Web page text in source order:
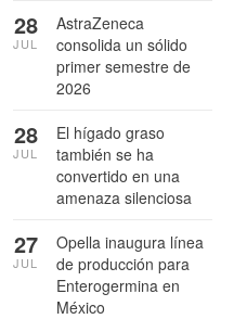
AstraZeneca
consolida un sólido
primer semestre de
2026
28
JUL
El hígado graso
también se ha
convertido en una
amenaza silenciosa
28
JUL
Opella inaugura línea
de producción para
Enterogermina en
México
27
JUL